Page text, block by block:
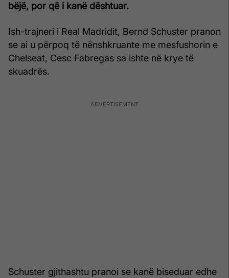
bëjë, por që i kanë dështuar.
Ish-trajneri i Real Madridit, Bernd Schuster pranon
se ai u përpoq të nënshkruante me mesfushorin e
Chelseat, Cesc Fabregas sa ishte në krye të
skuadrës.
Schuster gjithashtu pranoi se kanë biseduar edhe